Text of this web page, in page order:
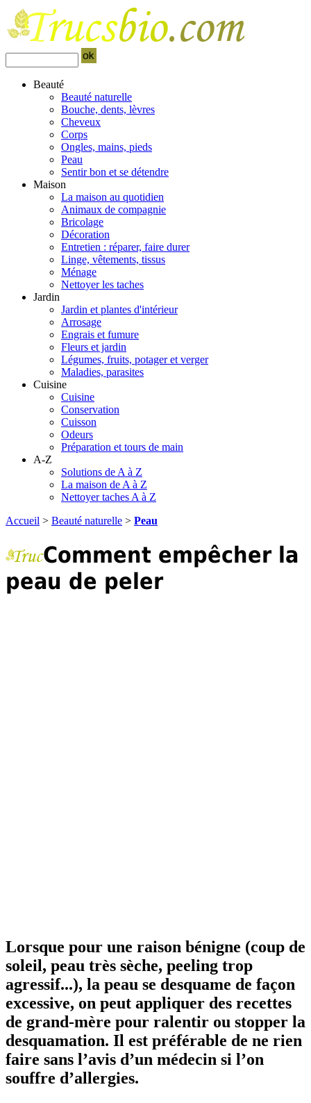
Beauté
Beauté naturelle
Bouche, dents, lèvres
Cheveux
Corps
Ongles, mains, pieds
Peau
Sentir bon et se détendre
Maison
La maison au quotidien
Animaux de compagnie
Bricolage
Décoration
Entretien : réparer, faire durer
Linge, vêtements, tissus
Ménage
Nettoyer les taches
Jardin
Jardin et plantes d'intérieur
Arrosage
Engrais et fumure
Fleurs et jardin
Légumes, fruits, potager et verger
Maladies, parasites
Cuisine
Cuisine
Conservation
Cuisson
Odeurs
Préparation et tours de main
A-Z
Solutions de A à Z
La maison de A à Z
Nettoyer taches A à Z
Accueil > Beauté naturelle > Peau
Comment empêcher la
peau de peler
Lorsque pour une raison bénigne (coup de
soleil, peau très sèche, peeling trop
agressif...), la peau se desquame de façon
excessive, on peut appliquer des recettes
de grand-mère pour ralentir ou stopper la
desquamation. Il est préférable de ne rien
faire sans l’avis d’un médecin si l’on
souffre d’allergies.